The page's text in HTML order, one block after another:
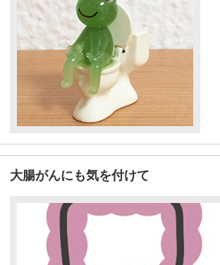
大腸がんにも気を付けて